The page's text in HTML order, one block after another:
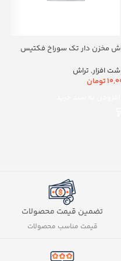
مخزن دار تک سوراخ فکتیس
افزار, تراش
تومان
تضمین قیمت محصولات
قیمت مناسب محصولات